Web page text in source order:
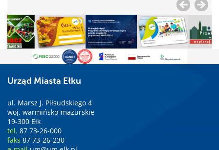
Urząd Miasta Ełku
ul. Marsz J. Piłsudskiego 4
woj. warmińsko-mazurskie
19-300 Ełk
tel. 87 73-26-000
faks 87 73-26-230